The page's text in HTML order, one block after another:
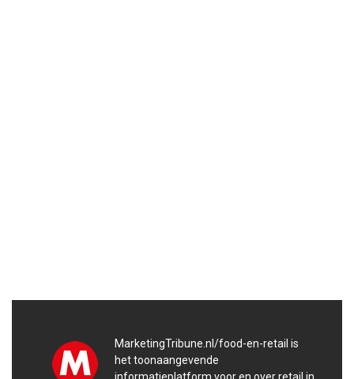
MarketingTribune.nl/food-en-retail is
het toonaangevende